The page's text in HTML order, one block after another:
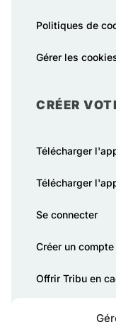
Politiques de
Gérer les
CRÉER
Télécharger
Télécharger
Se connecter
Créer un compte
Offrir Tribu en